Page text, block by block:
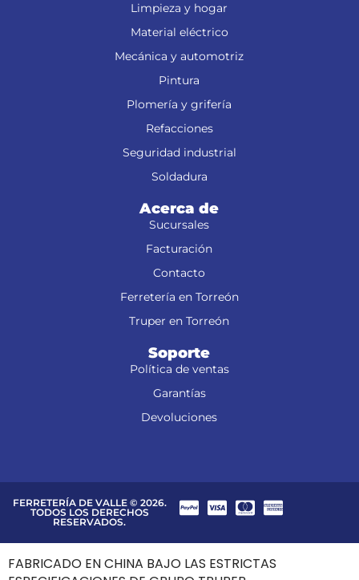
Limpieza y hogar
Material eléctrico
Mecánica y automotriz
Pintura
Plomería y grifería
Refacciones
Seguridad industrial
Soldadura
Acerca de
Sucursales
Facturación
Contacto
Ferretería en Torreón
Truper en Torreón
Soporte
Política de ventas
Garantías
Devoluciones
FERRETERÍA DE VALLE © 2026.
TODOS LOS DERECHOS
RESERVADOS.
FABRICADO EN CHINA BAJO LAS ESTRICTAS